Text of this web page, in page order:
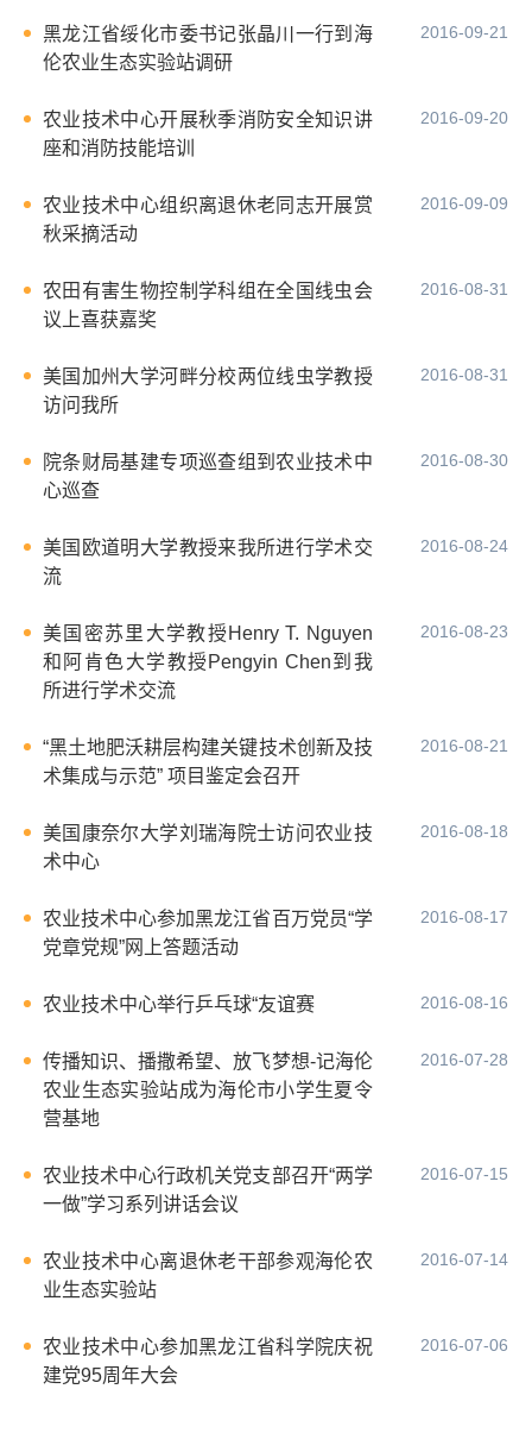
黑龙江省绥化市委书记张晶川一行到海
伦农业生态实验站调研
2016-09-21
农业技术中心开展秋季消防安全知识讲
座和消防技能培训
2016-09-20
农业技术中心组织离退休老同志开展赏
秋采摘活动
2016-09-09
农田有害生物控制学科组在全国线虫会
议上喜获嘉奖
2016-08-31
美国加州大学河畔分校两位线虫学教授
访问我所
2016-08-31
院条财局基建专项巡查组到农业技术中
心巡查
2016-08-30
美国欧道明大学教授来我所进行学术交
流
2016-08-24
美国密苏里大学教授Henry T. Nguyen
和阿肯色大学教授Pengyin Chen到我
所进行学术交流
2016-08-23
“黑土地肥沃耕层构建关键技术创新及技
术集成与示范” 项目鉴定会召开
2016-08-21
美国康奈尔大学刘瑞海院士访问农业技
术中心
2016-08-18
农业技术中心参加黑龙江省百万党员“学
党章党规”网上答题活动
2016-08-17
农业技术中心举行乒乓球“友谊赛 2016-08-16
传播知识、播撒希望、放飞梦想-记海伦
农业生态实验站成为海伦市小学生夏令
营基地
2016-07-28
农业技术中心行政机关党支部召开“两学
一做”学习系列讲话会议
2016-07-15
农业技术中心离退休老干部参观海伦农
业生态实验站
2016-07-14
农业技术中心参加黑龙江省科学院庆祝
建党95周年大会
2016-07-06